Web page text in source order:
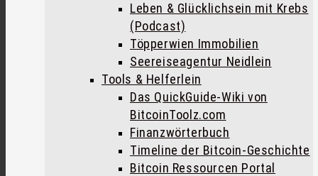
Leben & Glücklichsein mit Krebs
(Podcast)
Töpperwien Immobilien
Seereiseagentur Neidlein
Tools & Helferlein
Das QuickGuide-Wiki von
BitcoinToolz.com
Finanzwörterbuch
Timeline der Bitcoin-Geschichte
Bitcoin Ressourcen Portal